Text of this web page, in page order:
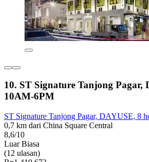
10. ST Signature Tanjong Pagar,
10AM-6PM
ST Signature Tanjong Pagar, DAYUSE, 8
0,7 km dari China Square Central
8,6/10
Luar Biasa
(12 ulasan)